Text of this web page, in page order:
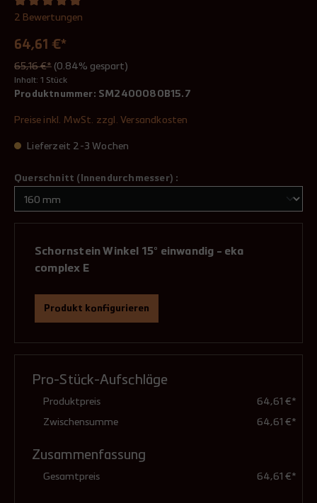
2 Bewertungen
64,61 €*
65,16 €* (0.84% gespart)
Inhalt: 1 Stück
Produktnummer: SM2400080B15.7
Preise inkl. MwSt. zzgl. Versandkosten
Lieferzeit 2-3 Wochen
Querschnitt (Innendurchmesser) :
Schornstein Winkel 15° einwandig - eka
complex E
Produkt konfigurieren
druckdicht (mit Dichtungen)
Pro-Stück-Aufschläge
Produktpreis 64,61 €*
Zwischensumme 64,61 €*
Zusammenfassung
Gesamtpreis 64,61 €*